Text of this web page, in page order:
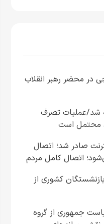
در محضر رهبر انقلاب
شد/عملیات تصرف
محتمل است
صادر شد؛ اتصال
اتصال کامل مردم
تومانی بازنشستگان کشوری از
جمهوری از گروه